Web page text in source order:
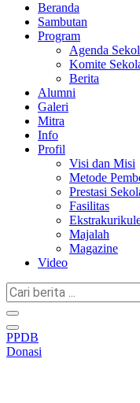
Beranda
Sambutan
Program
Agenda
Komite
Berita
Alumni
Galeri
Mitra
Info
Profil
Visi dan Misi
Metode
Prestasi
Fasilitas
Majalah
Magazine
Video
Cari
berita
...
PPDB
Donasi